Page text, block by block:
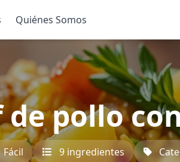
Quiénes Somos
de pollo
Fácil 9 ingredientes